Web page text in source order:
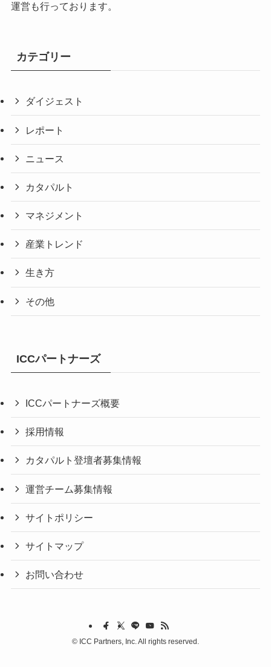
運営も行っております。
カテゴリー
ダイジェスト
レポート
ニュース
カタパルト
マネジメント
産業トレンド
生き方
その他
ICCパートナーズ
ICCパートナーズ概要
採用情報
カタパルト登壇者募集情報
運営チーム募集情報
サイトポリシー
サイトマップ
お問い合わせ
© ICC Partners, Inc. All rights reserved.